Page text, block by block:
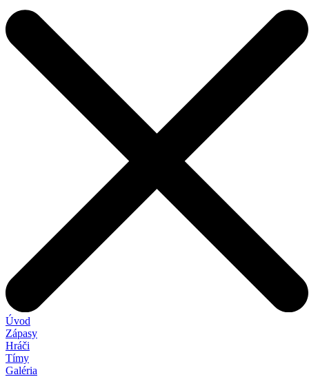
Úvod
Zápasy
Hráči
Tímy
Galéria